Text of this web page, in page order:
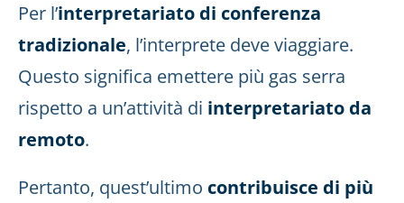
Per l’interpretariato di conferenza
tradizionale, l’interprete deve viaggiare.
Questo significa emettere più gas serra
rispetto a un’attività di interpretariato da
remoto.
Pertanto, quest’ultimo contribuisce di più